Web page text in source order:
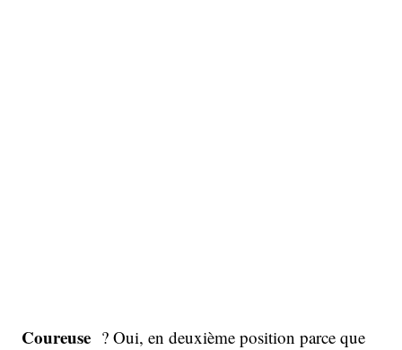
Coureuse ? Oui, en deuxième position parce que